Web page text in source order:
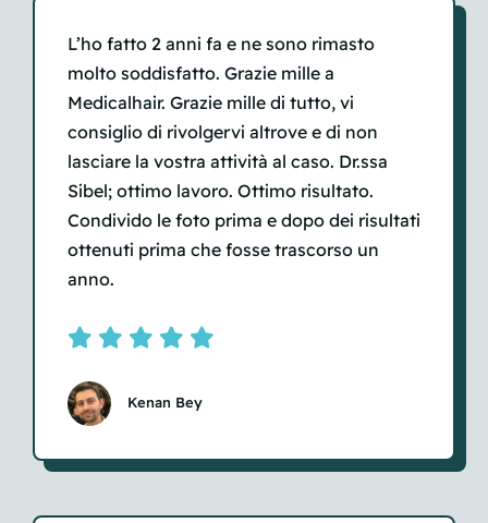
L’ho fatto 2 anni fa e ne sono rimasto
molto soddisfatto. Grazie mille a
Medicalhair. Grazie mille di tutto, vi
consiglio di rivolgervi altrove e di non
lasciare la vostra attività al caso. Dr.ssa
Sibel; ottimo lavoro. Ottimo risultato.
Condivido le foto prima e dopo dei risultati
ottenuti prima che fosse trascorso un
anno.
Kenan Bey